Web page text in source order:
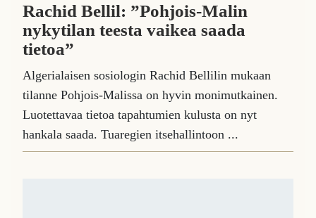
Rachid Bellil: ”Pohjois-Malin
nykytilan teesta vaikea saada
tietoa”
Algerialaisen sosiologin Rachid Bellilin mukaan
tilanne Pohjois-Malissa on hyvin monimutkainen.
Luotettavaa tietoa tapahtumien kulusta on nyt
hankala saada. Tuaregien itsehallintoon ...